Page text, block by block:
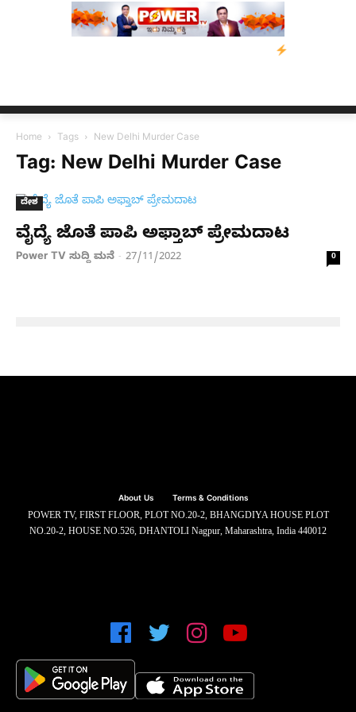
ಬೆಂಗಳೂರಿನಿಂದ
Home Tags New Delhi Murder Case
Tag: New Delhi Murder Case
ದೇಶ
ವೈದ್ಯೆ ಜೊತೆ ಪಾಪಿ ಅಫ್ತಾಬ್​​ ಪ್ರೇಮದಾಟ
Power TV ಸುದ್ದಿ ಮನೆ - 27/11/2022 0
About Us Terms & Conditions
POWER TV, FIRST FLOOR, PLOT NO.20-2, BHANGDIYA HOUSE PLOT
NO.20-2, HOUSE NO.526, DHANTOLI Nagpur, Maharashtra, India 440012